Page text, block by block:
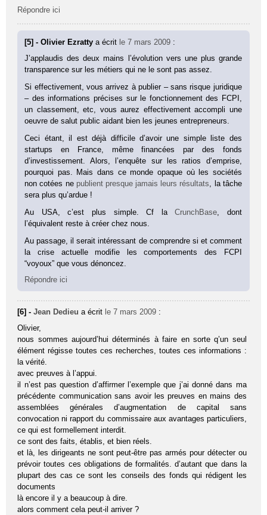
Répondre ici
[5] - Olivier Ezrattya écrit le 7 mars 2009 :
J’applaudis des deux mains l’évolution vers une plus grande
transparence sur les métiers qui ne le sont pas assez.
Si effectivement, vous arrivez à publier – sans risque juridique
– des informations précises sur le fonctionnement des FCPI,
un classement, etc, vous aurez effectivement accompli une
oeuvre de salut public aidant bien les jeunes entrepreneurs.
Ceci étant, il est déjà difficile d’avoir une simple liste des
startups en France, même financées par des fonds
d’investissement. Alors, l’enquête sur les ratios d’emprise,
pourquoi pas. Mais dans ce monde opaque où les sociétés
non cotées ne publient presque jamais leurs résultats, la tâche
sera plus qu’ardue !
Au USA, c’est plus simple. Cf laCrunchBase, dont
l’équivalent reste à créer chez nous.
Au passage, il serait intéressant de comprendre si et comment
la crise actuelle modifie les comportements des FCPI
“voyoux” que vous dénoncez.
Répondre ici
[6] -Jean Dedieu a écrit le 7 mars 2009 :
Olivier,
nous sommes aujourd’hui déterminés à faire en sorte q’un seul
élément régisse toutes ces recherches, toutes ces informations :
la vérité.
avec preuves à l’appui.
il n’est pas question d’affirmer l’exemple que j’ai donné dans ma
précédente communication sans avoir les preuves en mains des
assemblées générales d’augmentation de capital sans
convocation ni rapport du commissaire aux avantages particuliers,
ce qui est formellement interdit.
ce sont des faits, établis, et bien réels.
et là, les dirigeants ne sont peut-être pas armés pour détecter ou
prévoir toutes ces obligations de formalités. d’autant que dans la
plupart des cas ce sont les conseils des fonds qui rédigent les
documents
là encore il y a beaucoup à dire.
alors comment cela peut-il arriver ?